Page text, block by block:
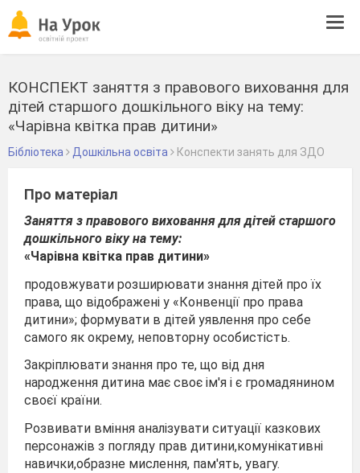
КОНСПЕКТ заняття з правового виховання для
дітей старшого дошкільного віку на тему:
«Чарівна квітка прав дитини»
Бібліотека Дошкільна освіта Конспекти занять для ЗДО
Про матеріал
Заняття з правового виховання для дітей старшого
дошкільного віку на тему:
«Чарівна квітка прав дитини»
продовжувати розширювати знання дітей про їх
права, що відображені у «Конвенції про права
дитини»; формувати в дітей уявлення про себе
самого як окрему, неповторну особистість.
Закріплювати знання про те, що від дня
народження дитина має своє ім'я і є громадянином
своєї країни.
Розвивати вміння аналізувати ситуації казкових
персонажів з погляду прав дитини,комунікативні
навички,образне мислення, пам'ять, увагу.